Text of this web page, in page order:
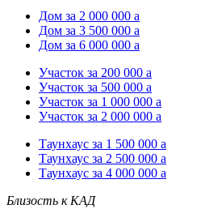
Дом за 2 000 000 a
Дом за 3 500 000 a
Дом за 6 000 000 a
Участок за 200 000 a
Участок за 500 000 a
Участок за 1 000 000 a
Участок за 2 000 000 a
Таунхаус за 1 500 000 a
Таунхаус за 2 500 000 a
Таунхаус за 4 000 000 a
Близость к КАД